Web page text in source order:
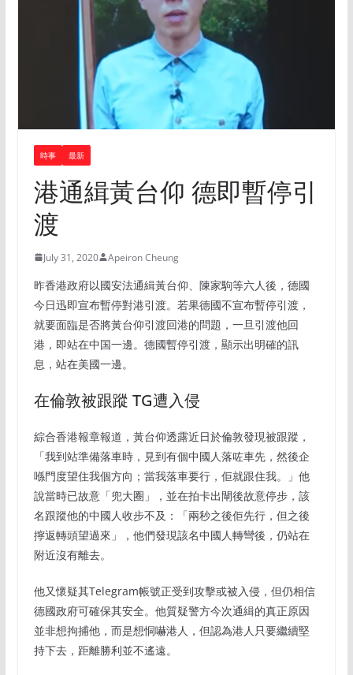
時事 最新
港通緝黃台仰 德即暫停引
渡
July 31, 2020 Apeiron Cheung
昨香港政府以國安法通緝黃台仰、陳家駒等六人後，德國
今日迅即宣布暫停對港引渡。若果德國不宣布暫停引渡，
就要面臨是否將黃台仰引渡回港的問題，一旦引渡他回
港，即站在中国一邊。德國暫停引渡，顯示出明確的訊
息，站在美國一邊。
在倫敦被跟蹤 TG遭入侵
綜合香港報章報道，黃台仰透露近日於倫敦發現被跟蹤，
「我到站準備落車時，見到有個中國人落咗車先，然後企
喺門度望住我個方向；當我落車要行，佢就跟住我。」他
說當時已故意「兜大圈」，並在拍卡出閘後故意停步，該
名跟蹤他的中國人收步不及：「兩秒之後佢先行，但之後
擰返轉頭望過來」，他們發現該名中國人轉彎後，仍站在
附近沒有離去。
他又懷疑其Telegram帳號正受到攻擊或被入侵，但仍相信
德國政府可確保其安全。他質疑警方今次通緝的真正原因
並非想拘捕他，而是想恫嚇港人，但認為港人只要繼續堅
持下去，距離勝利並不遙遠。